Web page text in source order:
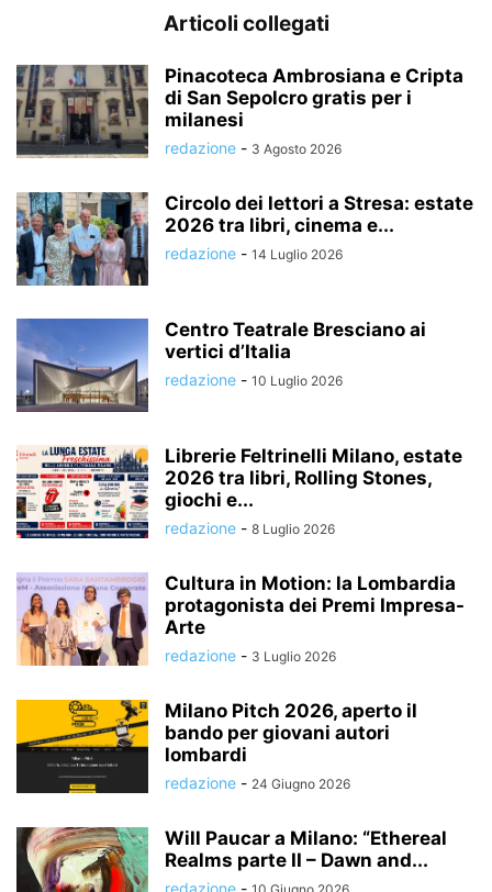
Articoli collegati
Pinacoteca Ambrosiana e Cripta
di San Sepolcro gratis per i
milanesi
redazione - 3 Agosto 2026
Circolo dei lettori a Stresa: estate
2026 tra libri, cinema e...
redazione - 14 Luglio 2026
Centro Teatrale Bresciano ai
vertici d’Italia
redazione - 10 Luglio 2026
Librerie Feltrinelli Milano, estate
2026 tra libri, Rolling Stones,
giochi e...
redazione - 8 Luglio 2026
Cultura in Motion: la Lombardia
protagonista dei Premi Impresa-
Arte
redazione - 3 Luglio 2026
Milano Pitch 2026, aperto il
bando per giovani autori
lombardi
redazione - 24 Giugno 2026
Will Paucar a Milano: “Ethereal
Realms parte II – Dawn and...
redazione -